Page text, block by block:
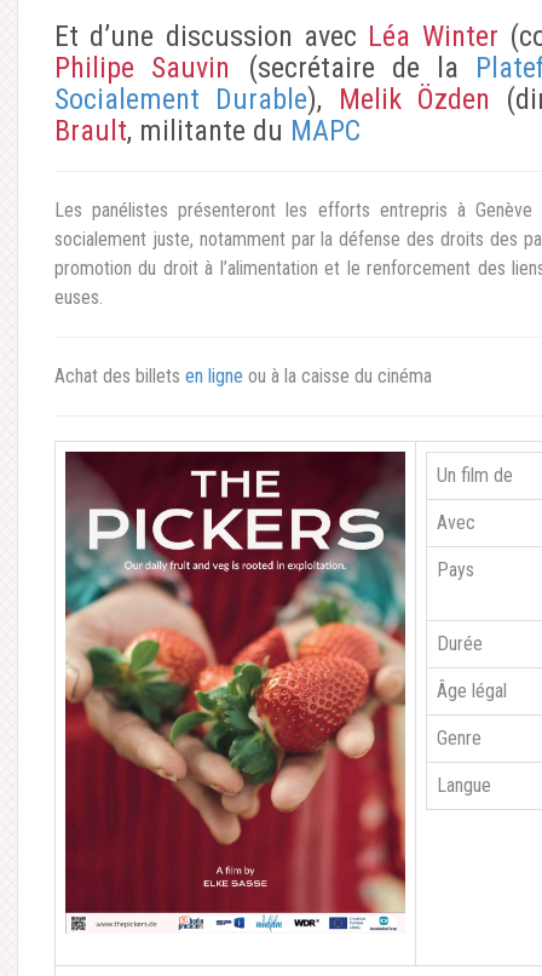
Et d’une discussion avec Léa Winter
Philipe Sauvin (secrétaire de la
Socialement Durable), Melik Özden
Brault, militante du MAPC
Les panélistes présenteront les efforts entrepris à
socialement juste, notamment par la défense des droits des
promotion du droit à l’alimentation et le renforcement des
euses.
Achat des billets en ligne ou à la caisse du cinéma
Un film de
Avec
Pays
Durée
Âge légal
Genre
Langue